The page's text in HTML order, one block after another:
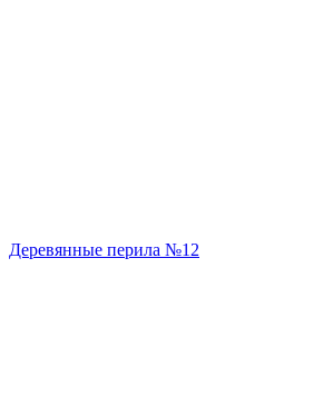
Деревянные перила №12